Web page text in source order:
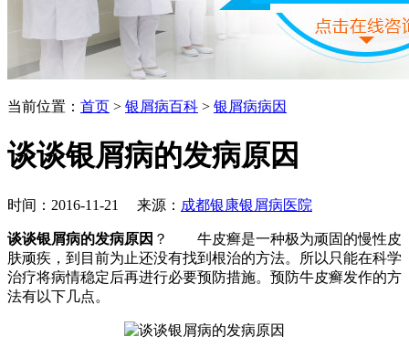
当前位置： 首页 > 银屑病百科 > 银屑病病因
谈谈银屑病的发病原因
时间：2016-11-21 来源： 成都银康银屑病医院
谈谈银屑病的发病原因 ？ 牛皮癣是一种极为顽固的慢性皮
肤顽疾，到目前为止还没有找到根治的方法。所以只能在科学
治疗将病情稳定后再进行必要预防措施。预防牛皮癣发作的方
法有以下几点。